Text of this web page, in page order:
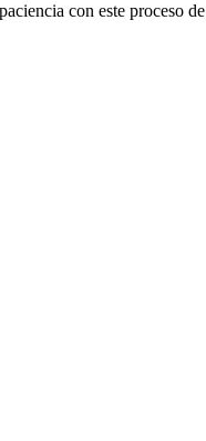
con este proceso de